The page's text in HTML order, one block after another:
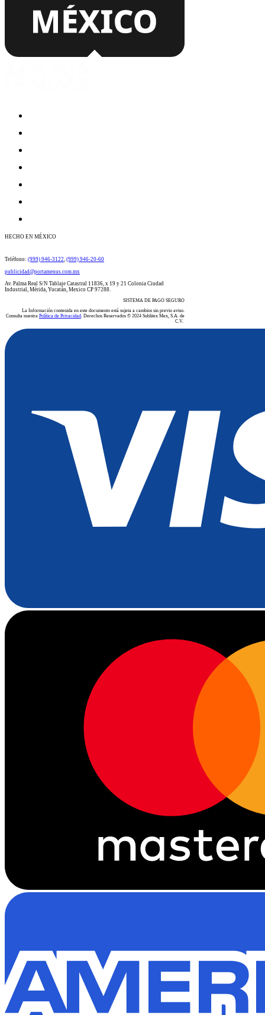
HECHO EN MÉXICO
​​​​​​​​​​​​​​​​​​​​Teléfono: (999) 946-3122​​, (999) 946-20-60
publicidad@portamenus.com.mx
Av. Palma Real S/N Tablaje Catastral 11836, x 19 y 21 Colonia Ciudad
Industrial, Mérida, Yucatán, Mexico CP 97288.
SISTEMA DE PAGO SEGURO
La Información contenida en este documento está sujeta a cambios sin previo aviso.
Consulta nuestra Política de Privacidad. Derechos Reservados © 2024 Sublitex Mex, S.A. de
C.V.